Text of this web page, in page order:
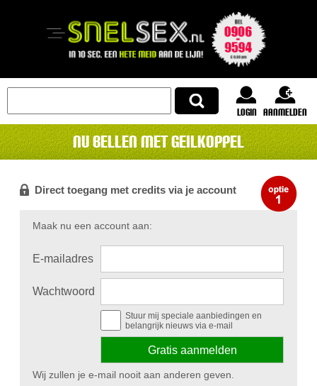
login Aanmelden
Nu bellen met Geilkoppel
Direct toegang met credits via je account
Maak nu een account aan:
E-mailadres
Wachtwoord
Stuur mij speciale aanbiedingen en
belangrijk nieuws via e-mail
Wij zullen je e-mail nooit aan anderen geven.